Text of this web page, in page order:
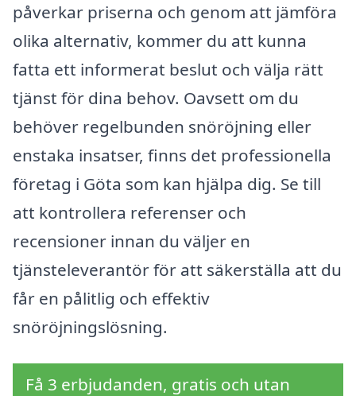
påverkar priserna och genom att jämföra
olika alternativ, kommer du att kunna
fatta ett informerat beslut och välja rätt
tjänst för dina behov. Oavsett om du
behöver regelbunden snöröjning eller
enstaka insatser, finns det professionella
företag i Göta som kan hjälpa dig. Se till
att kontrollera referenser och
recensioner innan du väljer en
tjänsteleverantör för att säkerställa att du
får en pålitlig och effektiv
snöröjningslösning.
Få 3 erbjudanden, gratis och utan